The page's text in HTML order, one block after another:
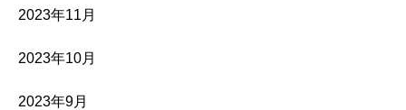
2023年11月
2023年10月
2023年9月